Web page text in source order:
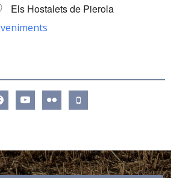
Els Hostalets de Pierola
youtube flickr mobile